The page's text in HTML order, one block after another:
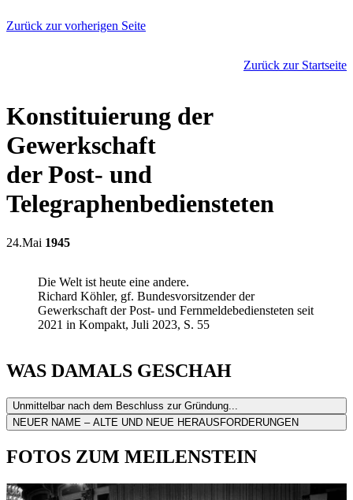
Zurück zur vorherigen Seite
Zurück zur Startseite
Konstituierung der
Gewerkschaft
der Post- und
Telegraphenbediensteten
24.Mai 1945
Die Welt ist heute eine andere.
Richard Köhler, gf. Bundesvorsitzender der
Gewerkschaft der Post- und Fernmeldebediensteten seit
2021 in Kompakt, Juli 2023, S. 55
WAS DAMALS GESCHAH
Unmittelbar nach dem Beschluss zur Gründung...
NEUER NAME – ALTE UND NEUE HERAUSFORDERUNGEN
FOTOS ZUM MEILENSTEIN